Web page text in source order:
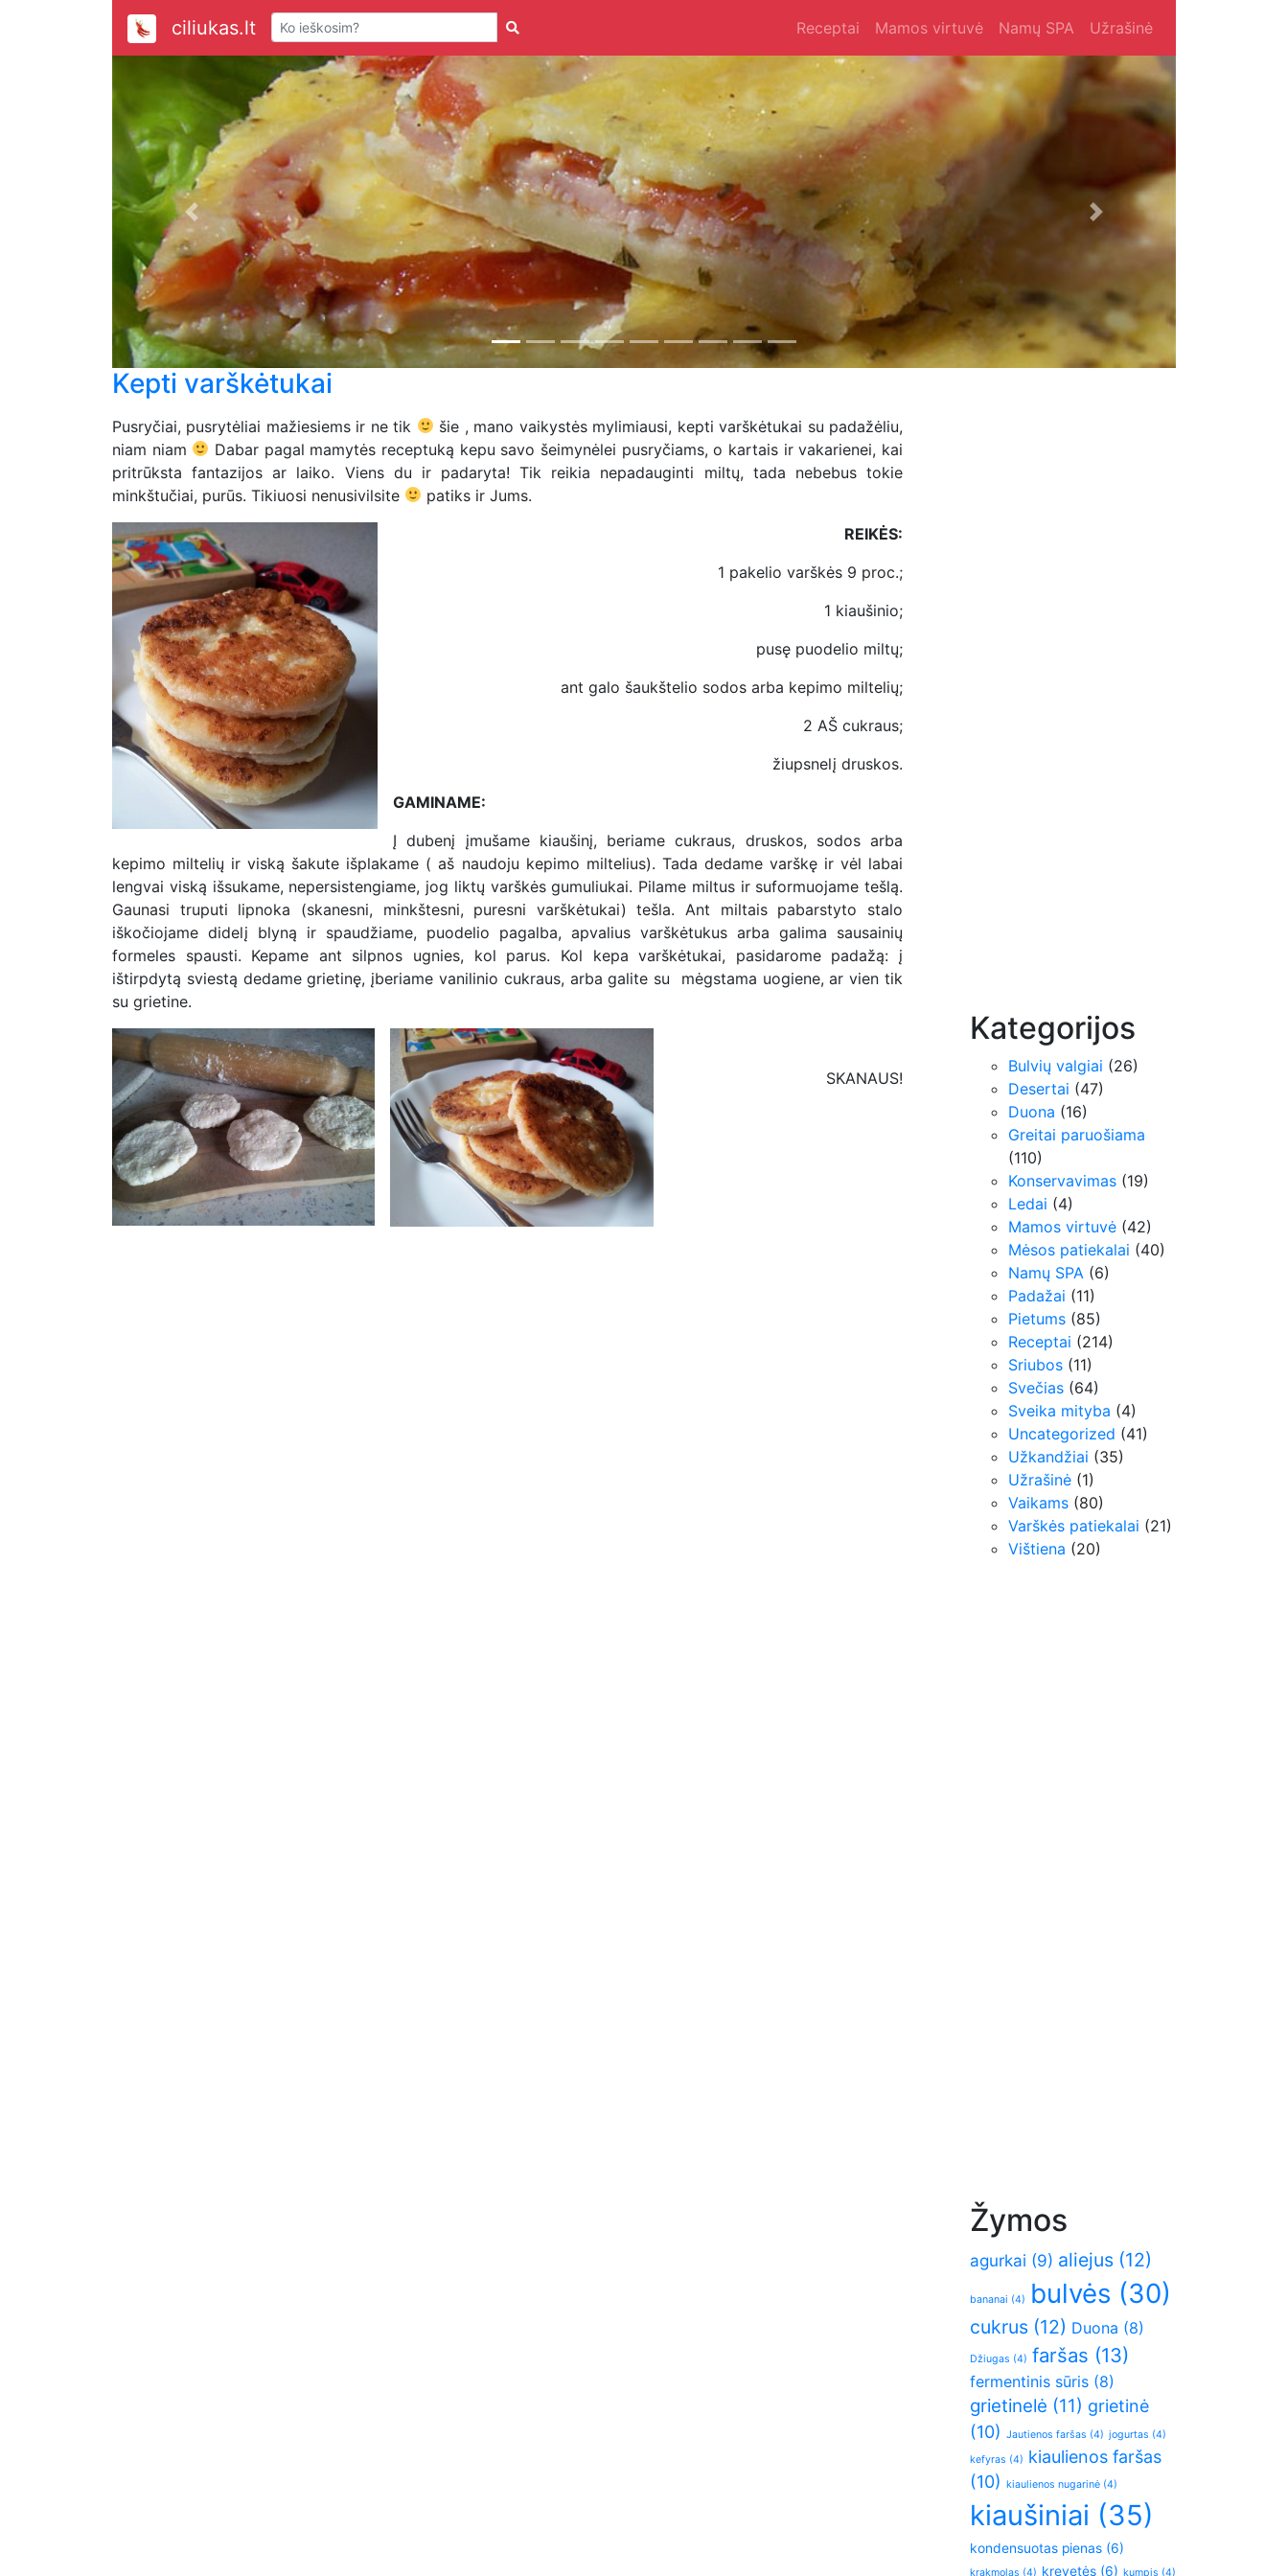
ciliukas.lt Receptai Mamos virtuvė Namų SPA Užrašinė
Previous Next
Kepti varškėtukai
Pusryčiai, pusrytėliai mažiesiems ir ne tik
šie , mano vaikystės mylimiausi, kepti varškėtukai su padažėliu,
niam niam
Dabar pagal mamytės receptuką kepu savo šeimynėlei pusryčiams, o kartais ir vakarienei, kai
pritrūksta fantazijos ar laiko. Viens du ir padaryta! Tik reikia nepadauginti miltų, tada nebebus tokie
minkštučiai, purūs. Tikiuosi nenusivilsite
patiks ir Jums.
REIKĖS:
1 pakelio varškės 9 proc.;
1 kiaušinio;
pusę puodelio miltų;
ant galo šaukštelio sodos arba kepimo miltelių;
2 AŠ cukraus;
žiupsnelį druskos.
GAMINAME:
Į dubenį įmušame kiaušinį, beriame cukraus, druskos, sodos arba
kepimo miltelių ir viską šakute išplakame ( aš naudoju kepimo miltelius). Tada dedame varškę ir vėl labai
lengvai viską išsukame, nepersistengiame, jog liktų varškės gumuliukai. Pilame miltus ir suformuojame tešlą.
Gaunasi truputi lipnoka (skanesni, minkštesni, puresni varškėtukai) tešla. Ant miltais pabarstyto stalo
iškočiojame didelį blyną ir spaudžiame, puodelio pagalba, apvalius varškėtukus arba galima sausainių
formeles spausti. Kepame ant silpnos ugnies, kol parus. Kol kepa varškėtukai, pasidarome padažą: į
ištirpdytą sviestą dedame grietinę, įberiame vanilinio cukraus, arba galite su mėgstama uogiene, ar vien tik
su grietine.
SKANAUS!
Kategorijos
Bulvių valgiai (26)
Desertai (47)
Duona (16)
Greitai paruošiama
(110)
Konservavimas (19)
Ledai (4)
Mamos virtuvė (42)
Mėsos patiekalai (40)
Namų SPA (6)
Padažai (11)
Pietums (85)
Receptai (214)
Sriubos (11)
Svečias (64)
Sveika mityba (4)
Uncategorized (41)
Užkandžiai (35)
Užrašinė (1)
Vaikams (80)
Varškės patiekalai (21)
Vištiena (20)
Žymos
agurkai (9) aliejus (12)
bananai (4) bulvės (30)
cukrus (12) Duona (8)
Džiugas (4) faršas (13)
fermentinis sūris (8)
grietinelė (11) grietinė
(10) Jautienos faršas (4) jogurtas (4)
kefyras (4) kiaulienos faršas
(10) kiaulienos nugarinė (4)
kiaušiniai (35)
kondensuotas pienas (6)
krakmolas (4) krevetės (6) kumpis (4)